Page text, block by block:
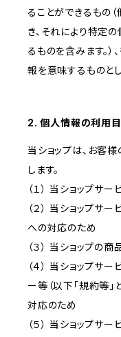
ることができるもの
き、それにより特定
るものを含みます。
報を意味するものとし
2. 個人情報の利用
当ショップは、お客
します。
（１） 当ショップサ
（２） 当ショップサ
への対応のため
（３） 当ショップの
（４） 当ショップサ
ー等（以下「規約等」
対応のため
（５） 当ショップサ